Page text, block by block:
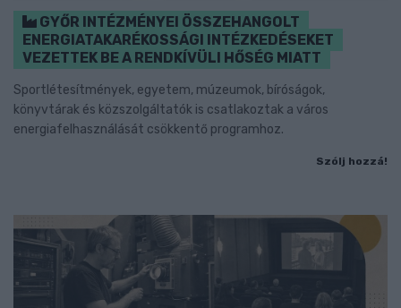
GYŐR INTÉZMÉNYEI ÖSSZEHANGOLT
ENERGIATAKARÉKOSSÁGI INTÉZKEDÉSEKET
VEZETTEK BE A RENDKÍVÜLI HŐSÉG MIATT
Sportlétesítmények, egyetem, múzeumok, bíróságok,
könyvtárak és közszolgáltatók is csatlakoztak a város
energiafelhasználását csökkentő programhoz.
Szólj hozzá!